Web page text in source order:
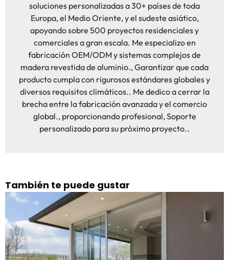
soluciones personalizadas a 30+ países de toda
Europa, el Medio Oriente, y el sudeste asiático,
apoyando sobre 500 proyectos residenciales y
comerciales a gran escala. Me especializo en
fabricación OEM/ODM y sistemas complejos de
madera revestida de aluminio., Garantizar que cada
producto cumpla con rigurosos estándares globales y
diversos requisitos climáticos.. Me dedico a cerrar la
brecha entre la fabricación avanzada y el comercio
global., proporcionando profesional, Soporte
personalizado para su próximo proyecto..
También te puede gustar